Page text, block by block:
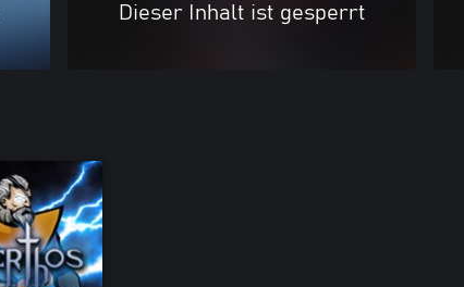
Dieser Inhalt ist gesperrt